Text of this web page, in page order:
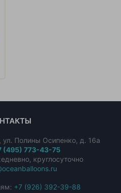
, ул. Полины Осипенко, д. 16а
(495) 773-43-75
круглосуточно
+7 (926) 392-39-88